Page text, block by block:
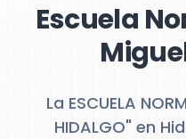
Escuela
La ESCUELA
HIDALGO" en